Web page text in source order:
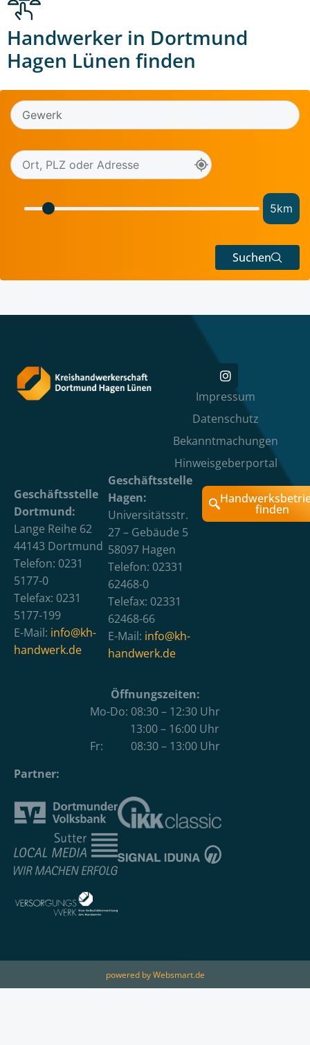
Handwerker in Dortmund
Hagen Lünen finden
5km
Suchen
Impressum
Datenschutz
Bekanntmachungen
Hinweisgeberportal
Geschäftsstelle
Dortmund:
Lange Reihe 62
44143 Dortmund
Telefon: 0231
5177-0
Telefax: 0231
5177-199
E-Mail: info@kh-
handwerk.de
Geschäftsstelle
Hagen:
Universitätsstr.
27 – Gebäude 5
58097 Hagen
Telefon: 02331
62468-0
Telefax: 02331
62468-66
E-Mail: info@kh-
handwerk.de
finden
Öffnungszeiten:
Mo-Do: 08:30 – 12:30 Uhr
13:00 – 16:00 Uhr
Fr: 08:30 – 13:00 Uhr
Partner:
powered by Websmart.de